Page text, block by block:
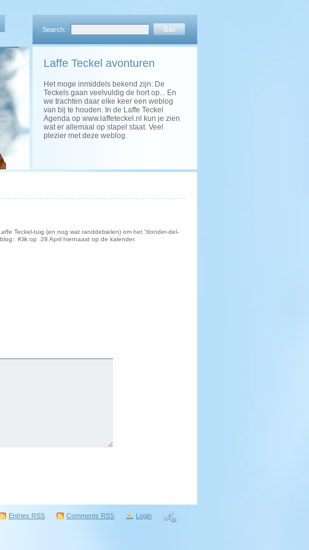
Search:
Laffe Teckel avonturen
Het moge inmiddels bekend zijn: De
Teckels gaan veelvuldig de hort op... En
we trachten daar elke keer een weblog
van bij te houden. In de Laffe Teckel
Agenda op www.laffeteckel.nl kun je zien
wat er allemaal op stapel staat. Veel
plezier met deze weblog.
Teckel-tuig (en nog wat randdebielen) om het “donder-del-
Klik op 28 April hiernaast op de kalender.
Entries RSS Comments RSS Login